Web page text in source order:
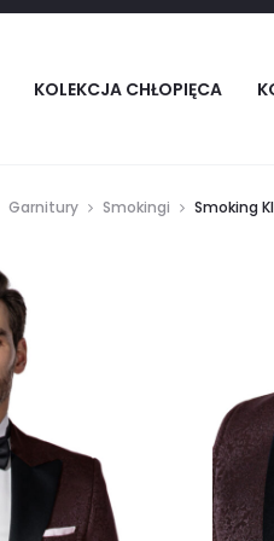
KOLEKCJA CHŁOPIĘCA
Garnitury Smokingi Smoking